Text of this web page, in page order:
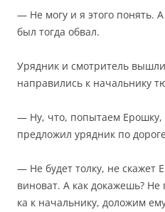
— Не могу и я этого понять.
был тогда обвал.
Урядник и смотритель
направились к начальнику
— Ну, что, попытаем Ерошку,
предложил урядник по
— Не будет толку, не скажет
виноват. А как докажешь?
ка к начальнику, доложим